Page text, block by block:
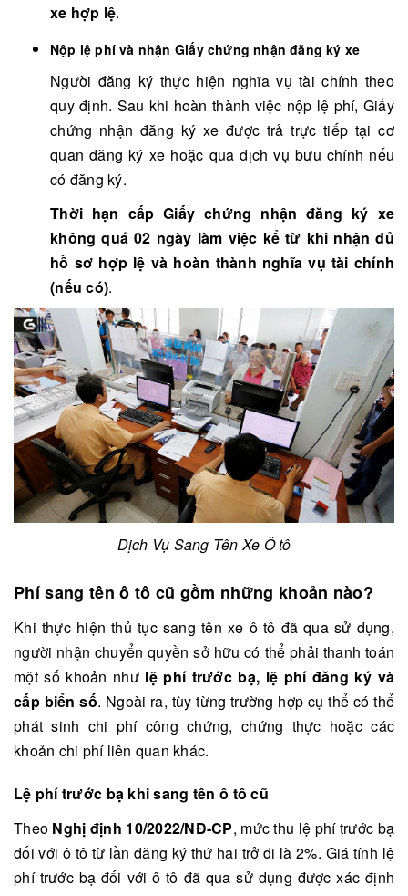
xe hợp lệ.
Nộp lệ phí và nhận Giấy chứng nhận đăng ký xe
Người đăng ký thực hiện nghĩa vụ tài chính theo
quy định. Sau khi hoàn thành việc nộp lệ phí, Giấy
chứng nhận đăng ký xe được trả trực tiếp tại cơ
quan đăng ký xe hoặc qua dịch vụ bưu chính nếu
có đăng ký.
Thời hạn cấp Giấy chứng nhận đăng ký xe
không quá 02 ngày làm việc kể từ khi nhận đủ
hồ sơ hợp lệ và hoàn thành nghĩa vụ tài chính
(nếu có).
Dịch Vụ Sang Tên Xe Ô tô
Phí sang tên ô tô cũ gồm những khoản nào?
Khi thực hiện thủ tục sang tên xe ô tô đã qua sử dụng,
người nhận chuyển quyền sở hữu có thể phải thanh toán
một số khoản như lệ phí trước bạ, lệ phí đăng ký và
cấp biển số. Ngoài ra, tùy từng trường hợp cụ thể có thể
phát sinh chi phí công chứng, chứng thực hoặc các
khoản chi phí liên quan khác.
Lệ phí trước bạ khi sang tên ô tô cũ
Theo Nghị định 10/2022/NĐ-CP, mức thu lệ phí trước bạ
đối với ô tô từ lần đăng ký thứ hai trở đi là 2%. Giá tính lệ
phí trước bạ đối với ô tô đã qua sử dụng được xác định